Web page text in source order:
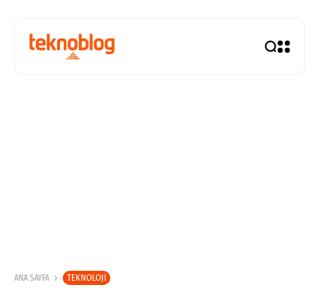
ANA SAYFA TEKNOLOJI